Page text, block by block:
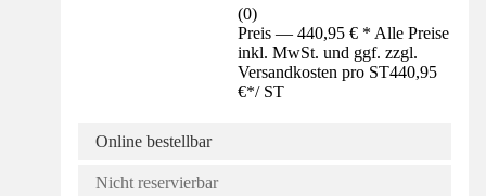
(0)
Preis — 440,95 € * Alle Preise
inkl. MwSt. und ggf. zzgl.
Versandkosten pro ST440,95
€*/ ST
Online bestellbar
Nicht reservierbar